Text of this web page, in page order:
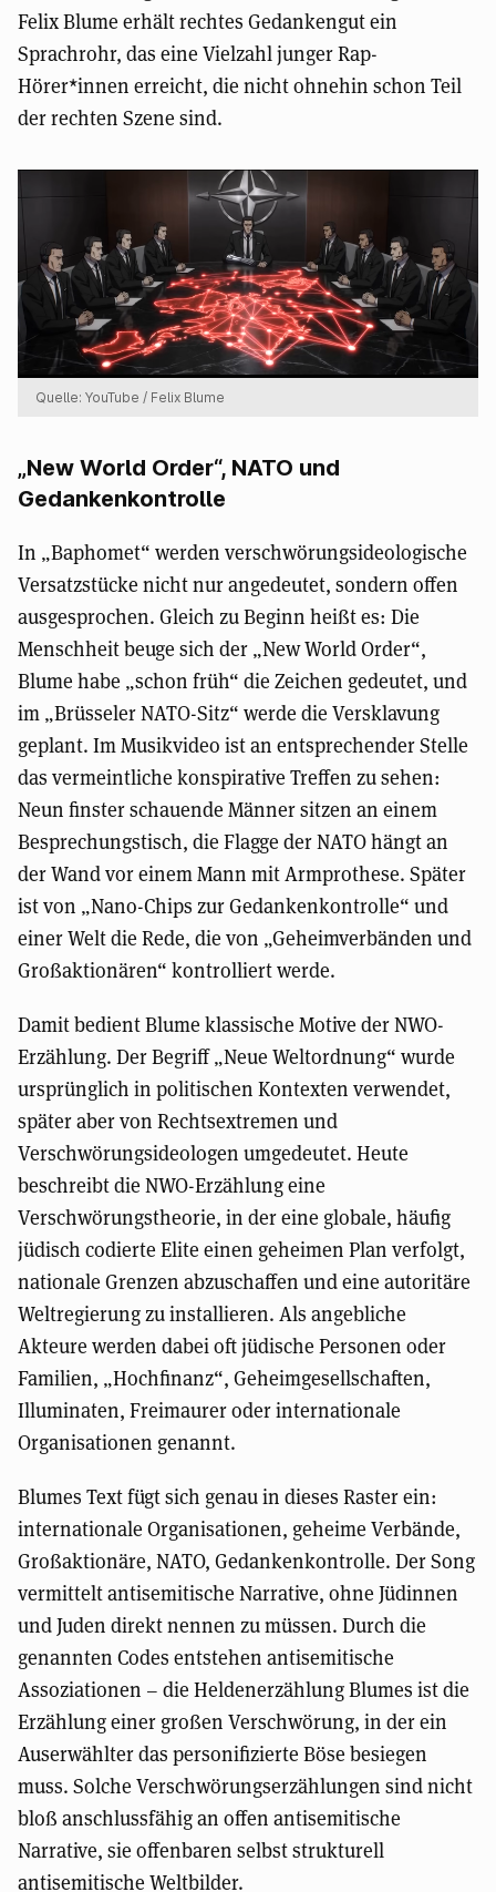
Felix Blume erhält rechtes Gedankengut ein
Sprachrohr, das eine Vielzahl junger Rap-
Hörer*innen erreicht, die nicht ohnehin schon Teil
der rechten Szene sind.
Quelle: YouTube / Felix Blume
„New World Order“, NATO und
Gedankenkontrolle
In „Baphomet“ werden verschwörungsideologische
Versatzstücke nicht nur angedeutet, sondern offen
ausgesprochen. Gleich zu Beginn heißt es: Die
Menschheit beuge sich der „New World Order“,
Blume habe „schon früh“ die Zeichen gedeutet, und
im „Brüsseler NATO-Sitz“ werde die Versklavung
geplant. Im Musikvideo ist an entsprechender Stelle
das vermeintliche konspirative Treffen zu sehen:
Neun finster schauende Männer sitzen an einem
Besprechungstisch, die Flagge der NATO hängt an
der Wand vor einem Mann mit Armprothese. Später
ist von „Nano-Chips zur Gedankenkontrolle“ und
einer Welt die Rede, die von „Geheimverbänden und
Großaktionären“ kontrolliert werde.
Damit bedient Blume klassische Motive der NWO-
Erzählung. Der Begriff „Neue Weltordnung“ wurde
ursprünglich in politischen Kontexten verwendet,
später aber von Rechtsextremen und
Verschwörungsideologen umgedeutet. Heute
beschreibt die NWO-Erzählung eine
Verschwörungstheorie, in der eine globale, häufig
jüdisch codierte Elite einen geheimen Plan verfolgt,
nationale Grenzen abzuschaffen und eine autoritäre
Weltregierung zu installieren. Als angebliche
Akteure werden dabei oft jüdische Personen oder
Familien, „Hochfinanz“, Geheimgesellschaften,
Illuminaten, Freimaurer oder internationale
Organisationen genannt.
Blumes Text fügt sich genau in dieses Raster ein:
internationale Organisationen, geheime Verbände,
Großaktionäre, NATO, Gedankenkontrolle. Der Song
vermittelt antisemitische Narrative, ohne Jüdinnen
und Juden direkt nennen zu müssen. Durch die
genannten Codes entstehen antisemitische
Assoziationen – die Heldenerzählung Blumes ist die
Erzählung einer großen Verschwörung, in der ein
Auserwählter das personifizierte Böse besiegen
muss. Solche Verschwörungserzählungen sind nicht
bloß anschlussfähig an offen antisemitische
Narrative, sie offenbaren selbst strukturell
antisemitische Weltbilder.